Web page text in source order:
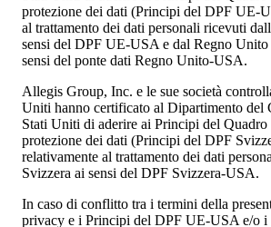
protezione dei dati (Principi del DPF UE-
al trattamento dei dati personali ricevuti
sensi del DPF UE-USA e dal Regno
sensi del ponte dati Regno Unito-USA.
Allegis Group, Inc. e le sue società
Uniti hanno certificato al Dipartimento del
Stati Uniti di aderire ai Principi del
protezione dei dati (Principi del DPF
relativamente al trattamento dei dati
Svizzera ai sensi del DPF Svizzera-USA.
In caso di conflitto tra i termini della
privacy e i Principi del DPF UE-USA e/o